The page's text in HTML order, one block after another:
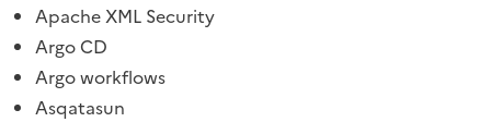
Apache XML Security
Argo CD
Argo workflows
Asqatasun